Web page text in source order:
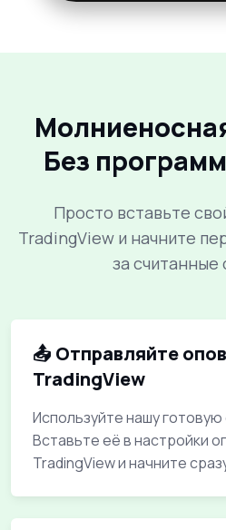
вверх
Сигнал сработал на
$143.60
Таймфрейм:1H
Без
Просто вставьте
TradingView и начните
за считанные
📤 Отправляйте
TradingView
Используйте нашу
Вставьте её в настройки
TradingView и начните